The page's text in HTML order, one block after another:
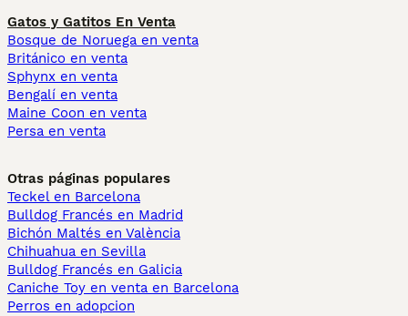
Gatos y Gatitos En Venta
Bosque de Noruega en venta
Británico en venta
Sphynx en venta
Bengalí en venta
Maine Coon en venta
Persa en venta
Otras páginas populares
Teckel en Barcelona
Bulldog Francés en Madrid
Bichón Maltés en València
Chihuahua en Sevilla
Bulldog Francés en Galicia
Caniche Toy en venta en Barcelona
Perros en adopcion